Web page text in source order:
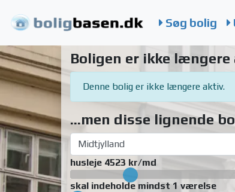
Søg bolig
Boligen er ikke længere
Denne bolig er ikke længere aktiv.
...men disse lignende
husleje 4523 kr/md
skal indeholde mindst 1 værelse